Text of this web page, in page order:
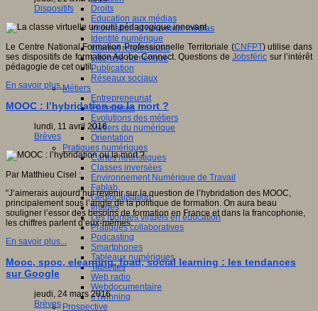
Droits
Education aux médias
Information et nouveaux médias
Identité numérique
Internet responsable
Littératie numérique
Publication
Réseaux sociaux
Métiers
Entrepreneuriat
Entreprises
Evolutions des métiers
Métiers du numérique
Orientation
Pratiques numériques
Cartes heuristiques
Classes inversées
Environnement Numérique de Travail
Fablab
Géolocalisation
Images
Les mondes virtuels en éducation
Pratiques collaboratives
Podcasting
Smartphones
Tableaux numériques
Tablettes
Web radio
Webdocumentaire
eTwinning
Prospective
Dispositifs
Le Centre National Formation Professionnelle Territoriale (CNFPT) utilise dans
ses dispositifs de formation Adobe Connect. Questions de Jobsféric sur l’intérêt
pédagogie de cet outil.
En savoir plus...
MOOC : l’hybridation ou la mort ?
lundi, 11 avril 2016
Brèves
Par Matthieu Cisel :
"J’aimerais aujourd’hui revenir sur la question de l’hybridation des MOOC,
principalement sous l’angle de la politique de formation. On aura beau
souligner l’essor des besoins de formation en France et dans la francophonie,
les chiffres parlent d’eux-mêmes.
En savoir plus...
Mooc, spoc, elearning, foad, social learning : les tendances
sur Google
jeudi, 24 mars 2016
Brèves